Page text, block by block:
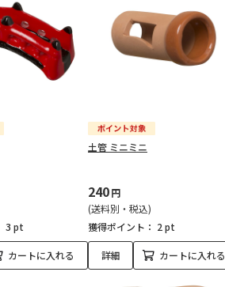
3 pt
カートに入れる
土管 ミニミニ
240円
(送料別・税込)
獲得ポイント： 2 pt
詳細 カートに入れる